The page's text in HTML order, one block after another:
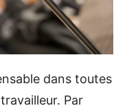
dans toutes
Par